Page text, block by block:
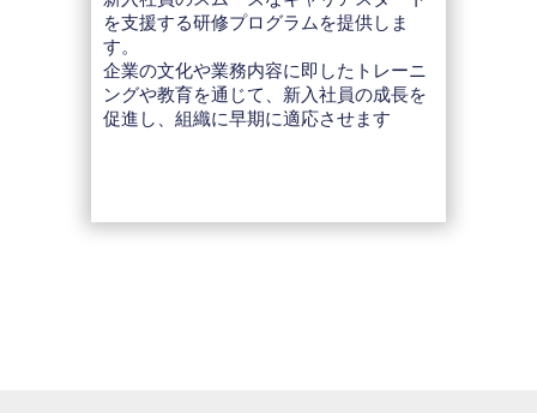
を支援する研修プログラムを提供しま
す。
企業の文化や業務内容に即したトレーニ
ングや教育を通じて、新入社員の成長を
促進し、組織に早期に適応させます